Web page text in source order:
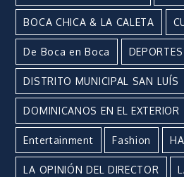
BOCA CHICA & LA CALETA
De Boca en Boca DEPORTES
DISTRITO MUNICIPAL SAN LUÍS
DOMINICANOS EN EL EXTERIOR
Entertainment Fashion
LA OPINIÓN DEL DIRECTOR